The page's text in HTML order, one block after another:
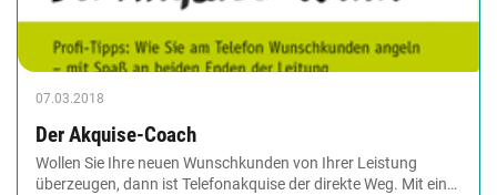
07.03.2018
Der Akquise-Coach
Wollen Sie Ihre neuen Wunschkunden von Ihrer Leistung
überzeugen, dann ist Telefonakquise der direkte Weg. Mit ein